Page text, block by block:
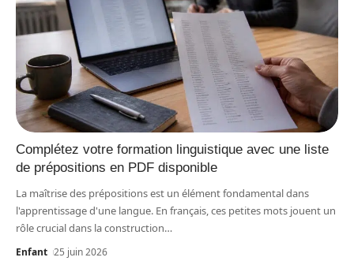
Complétez votre formation linguistique avec une liste
de prépositions en PDF disponible
La maîtrise des prépositions est un élément fondamental dans
l'apprentissage d'une langue. En français, ces petites mots jouent un
rôle crucial dans la construction…
Enfant 25 juin 2026